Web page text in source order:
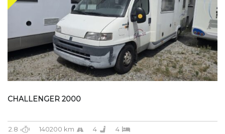
CHALLENGER 2000
2.8 140200 km 4 4